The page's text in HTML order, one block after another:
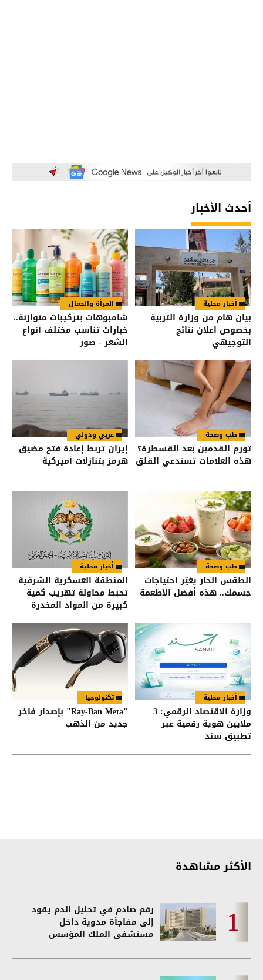
أحدث الأخبار
أخبار محلية
بيان هام من وزارة التربية
بخصوص اعلان نتائج
التوجيهي
المرأة والجمال
شامبوهات بتركيبات متوازنة..
خيارات تناسب مختلف أنواع
الشعر - صور
طب وصحة
تورم القدمين بعد القسطرة؟
هذه العلامات تستدعي القلق
عربي ودولي
إيران تربط إعادة فتح مضيق
هرمز بتنازلات أميركية
طب وصحة
الطقس الحار يغيّر احتياجات
جسمك.. هذه أفضل الأطعمة
أخبار محلية
المنطقة العسكرية الشرقية
تحبط محاولة تهريب كمية
كبيرة من المواد المخدرة
أخبار محلية
وزارة الاقتصاد الرقمي: 3
ملايين هوية رقمية عبر
تطبيق سند
تكنولوجيا
"Ray-Ban Meta" بإصدار فاخر
جديد من الذهب
الأكثر مشاهدة
رقم صادم في تحليل الدم يقود
إلى مفاجأة مدوية داخل
مستشفى الملك المؤسس